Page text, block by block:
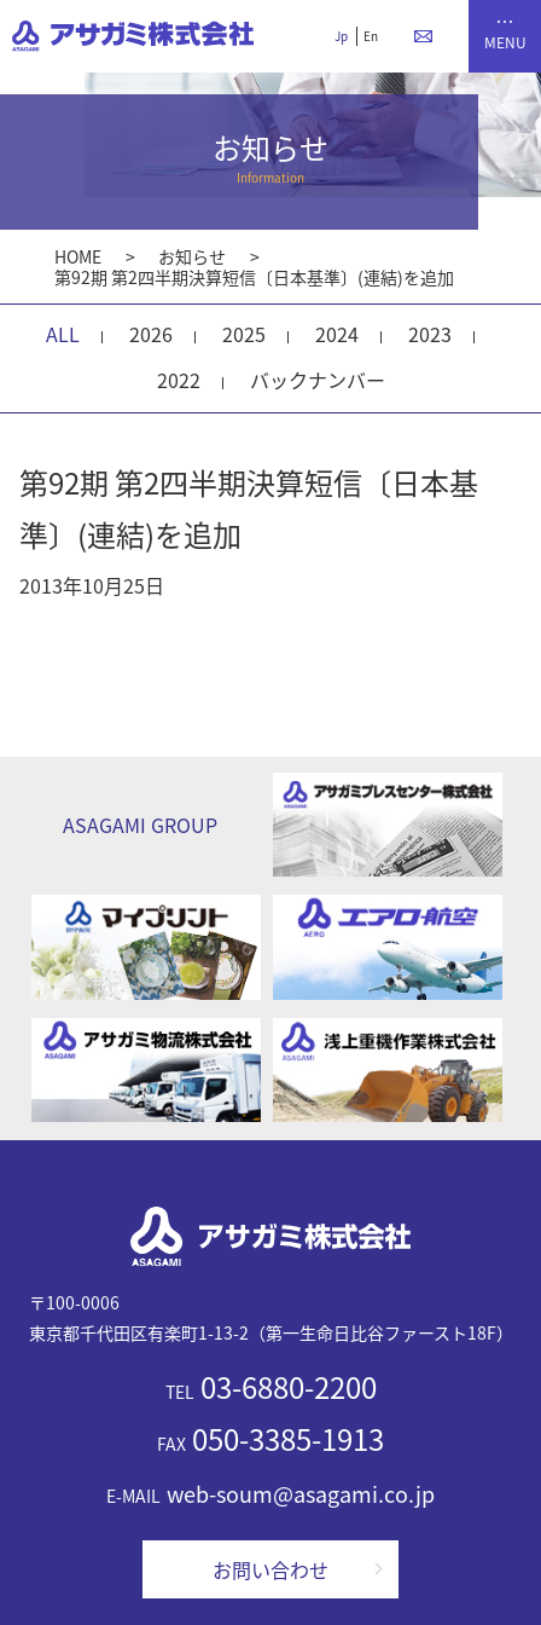
Jp En
お知らせ
Information
HOME
お知らせ
第92期 第2四半期決算短信〔日本基準〕(連結)を追加
ALL 2026 2025 2024
2023
2022
バックナンバー
第92期 第2四半期決算短信〔日本基
準〕(連結)を追加
2013年10月25日
ASAGAMI GROUP
〒100-0006
東京都千代田区有楽町1-13-2（第一生命日比谷ファースト18F）
TEL 03-6880-2200
FAX 050-3385-1913
E-MAIL web-soum@asagami.co.jp
お問い合わせ